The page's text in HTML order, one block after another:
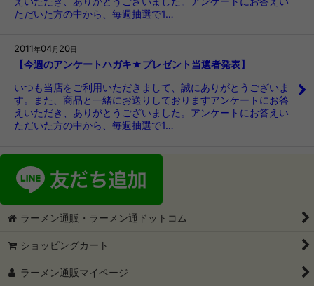
ただいた方の中から、毎週抽選で1…
2011年04月 20日
【今週のアンケートハガキ★プレゼント当選者発表】
いつも当店をご利用いただきまして、誠にありがとうございま
す。また、商品と一緒にお送りしておりますアンケートにお答
えいただき、ありがとうございました。アンケートにお答えい
ただいた方の中から、毎週抽選で1…
ラーメン通販・ラーメン通ドットコム
ショッピングカート
ラーメン通販マイページ